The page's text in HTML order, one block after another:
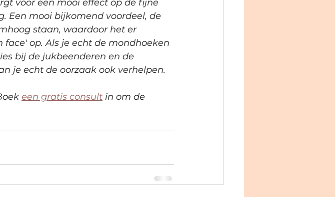
voor een mooi effect op de fijne
Een mooi bijkomend voordeel, de
staan, waardoor het er
op. Als je echt de mondhoeken
bij de jukbeenderen en de
je echt de oorzaak ook verhelpen.
een gratis consult in om de